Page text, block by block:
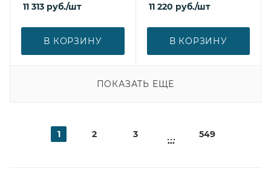
11 313 руб./шт
В КОРЗИНУ
11 220 руб./шт
В КОРЗИНУ
ПОКАЗАТЬ ЕЩЕ
1 2 3
...
549